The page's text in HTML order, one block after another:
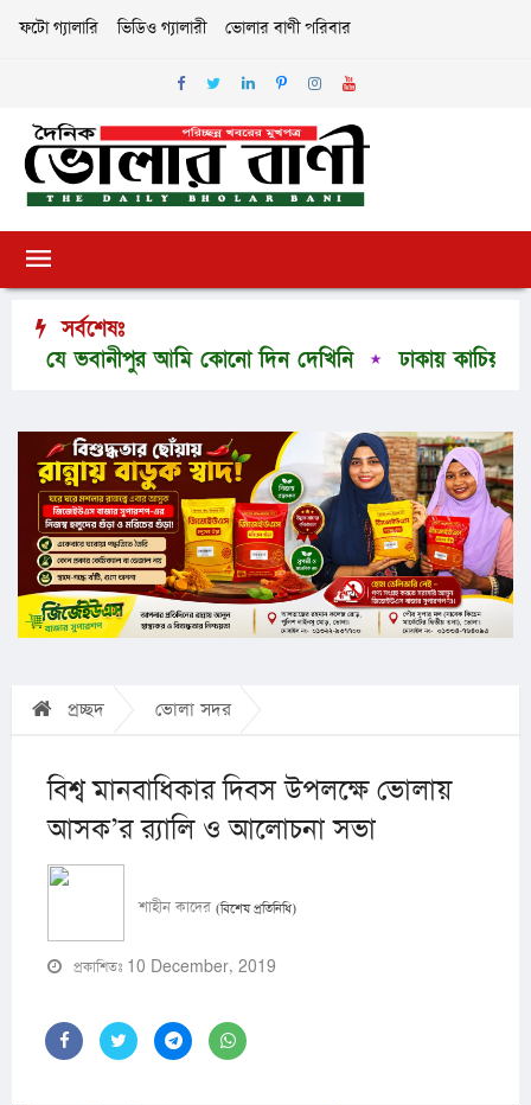
ফটো গ্যালারি ভিডিও গ্যালারী ভোলার বাণী পরিবার
সর্বশেষঃ
যে ভবানীপুর আমি কোনো দিন দেখিনি
ঢাকায় কাচিয়া
প্রচ্ছদ ভোলা সদর
বিশ্ব মানবাধিকার দিবস উপলক্ষে ভোলায়
আসক’র র‌্যালি ও আলোচনা সভা
শাহীন কাদের (বিশেষ প্রতিনিধি)
প্রকাশিতঃ 10 December, 2019